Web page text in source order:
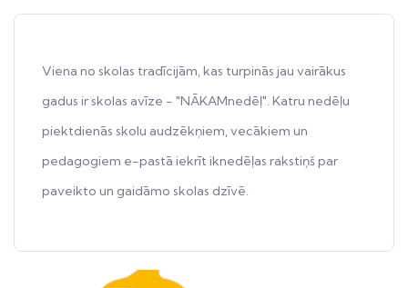
Viena no skolas tradīcijām, kas turpinās jau vairākus
gadus ir skolas avīze - "NĀKAMnedēļ". Katru nedēļu
piektdienās skolu audzēkņiem, vecākiem un
pedagogiem e-pastā iekrīt iknedēļas rakstiņš par
paveikto un gaidāmo skolas dzīvē.